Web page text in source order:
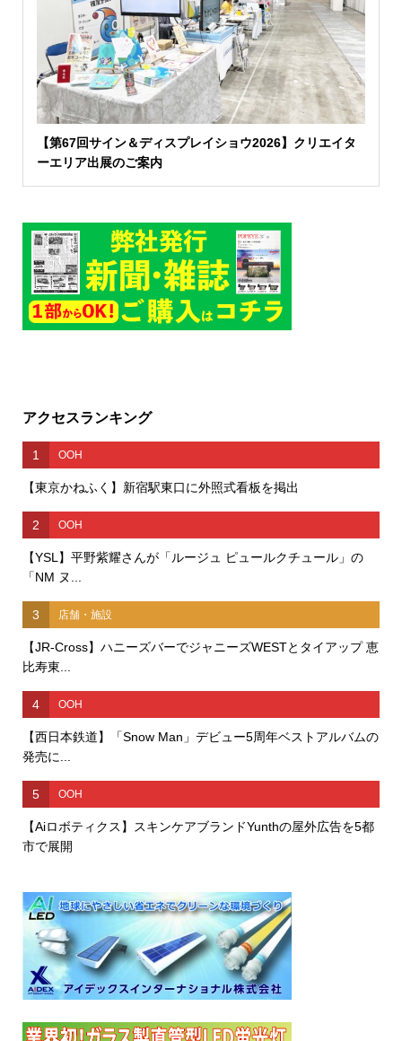
【第67回サイン＆ディスプレイショウ2026】クリエイタ
ーエリア出展のご案内
アクセスランキング
1 OOH
【東京かねふく】新宿駅東口に外照式看板を掲出
2 OOH
【YSL】平野紫耀さんが「ルージュ ピュールクチュール」の
「NM ヌ...
3 店舗・施設
【JR-Cross】ハニーズバーでジャニーズWESTとタイアップ 恵
比寿東...
4 OOH
【西日本鉄道】「Snow Man」デビュー5周年ベストアルバムの
発売に...
5 OOH
【Aiロボティクス】スキンケアブランドYunthの屋外広告を5都
市で展開